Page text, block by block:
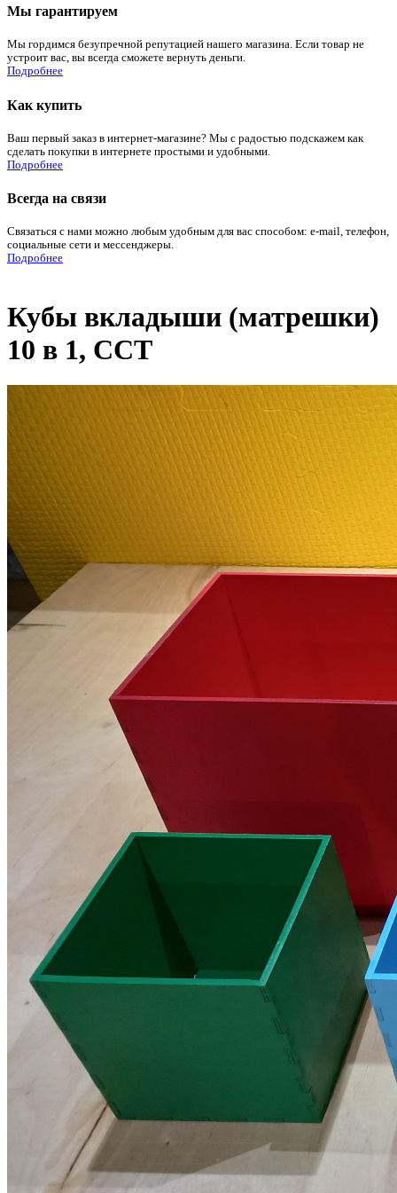
Мы гарантируем
Мы гордимся безупречной репутацией нашего магазина. Если товар не
устроит вас, вы всегда сможете вернуть деньги.
Подробнее
Как купить
Ваш первый заказ в интернет-магазине? Мы с радостью подскажем как
сделать покупки в интернете простыми и удобными.
Подробнее
Всегда на связи
Связаться с нами можно любым удобным для вас способом: e-mail, телефон,
социальные сети и мессенджеры.
Подробнее
Кубы вкладыши (матрешки)
10 в 1, ССТ